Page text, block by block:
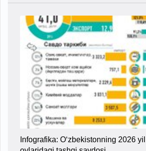
Infografika: O‘zbekistonning 2026